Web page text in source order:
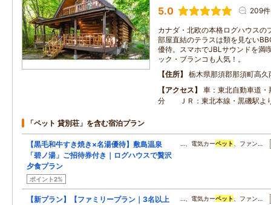
5.0 209件
カナダ・北欧の本格ログハウスの
部屋直結のテラスは類を見ない
優待。スマホでJBLサウンドを満
ック・ブランコも人気！。
住所
栃木県那須郡那須町高
アクセス
車：東北自動車道
分 ＪＲ：東北本線・黒磯駅よ
「ペット 貸別荘」を含む宿泊プラン
【黒毛和牛すき焼き×名湯優待】敷島温泉
「碧ノ湯」ご招待券付き｜ログハウスで贅沢
夕食プラン
ポイント2%
…、電気カーペット 、ファン…
【新プラン】【ファミリープラン｜3名以上
…、電気カーペット 、ファン…